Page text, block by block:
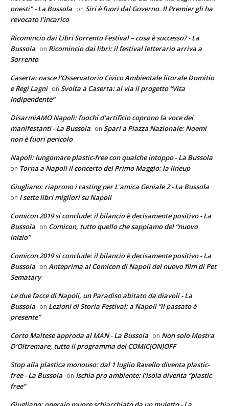
onesti" - La Bussola on Siri è fuori dal Governo. Il Premier gli ha
revocato l’incarico
Ricomincio dai Libri Sorrento Festival – cosa è successo? - La
Bussola on Ricomincio dai libri: il festival letterario arriva a
Sorrento
Caserta: nasce l'Osservatorio Civico Ambientale litorale Domitio
e Regi Lagni on Svolta a Caserta: al via il progetto “Vita
Indipendente”
DisarmiAMO Napoli: fuochi d'artificio coprono la voce dei
manifestanti - La Bussola on Spari a Piazza Nazionale: Noemi
non è fuori pericolo
Napoli: lungomare plastic-free con qualche intoppo - La Bussola
on Torna a Napoli il concerto del Primo Maggio: la lineup
Giugliano: riaprono i casting per L'amica Geniale 2 - La Bussola
on I sette libri migliori su Napoli
Comicon 2019 si conclude: il bilancio è decisamente positivo - La
Bussola on Comicon, tutto quello che sappiamo del “nuovo
inizio”
Comicon 2019 si conclude: il bilancio è decisamente positivo - La
Bussola on Anteprima al Comicon di Napoli del nuovo film di Pet
Sematary
Le due facce di Napoli, un Paradiso abitato da diavoli - La
Bussola on Lezioni di Storia Festival: a Napoli “il passato è
presente”
Corto Maltese approda al MAN - La Bussola on Non solo Mostra
D’Oltremare, tutto il programma del COMIC(ON)OFF
Stop alla plastica monouso: dal 1 luglio Ravello diventa plastic-
free - La Bussola on Ischia pro ambiente: l’isola diventa “plastic
free”